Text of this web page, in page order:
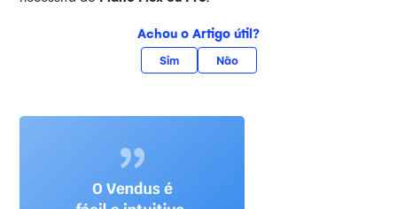
Achou o Artigo útil?
Sim Não